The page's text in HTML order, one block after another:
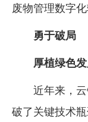
废物管理数字化
勇于破局
厚植绿色
近年来，
破了关键技术